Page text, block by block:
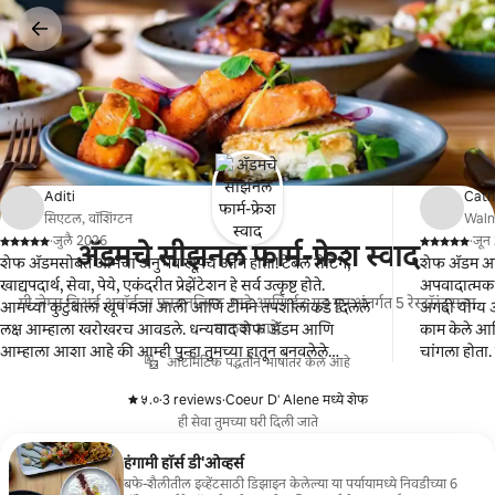
कंटेंटवर
जा
ॲडमचे सीझनल फार्म-फ्रेश स्वाद
मी जेम्स बिअर्ड अवॉर्डचा फायनलिस्ट आहे आणि ईट गुड ग्रुप अंतर्गत 5 रेस्टॉरंट्सचा
मालक आहे.
ऑटोमॅटिक पद्धतीने भाषांतर केले आहे
५.०·3 reviews·Coeur D' Alene मध्ये शेफ
ही सेवा तुमच्या घरी दिली जाते
हंगामी हॉर्स डी'ओव्हर्स
बफे-शैलीतील इव्हेंटसाठी डिझाइन केलेल्या या पर्यायामध्ये निवडीच्या 6
Aditi
सिएटल, वॉशिंग्टन
,
·जुलै 2026
शेफ अ‍ॅडमसोबत आमचा अनुभव खूपच उत्तम होता! टेबल सेटिंग,
खाद्यपदार्थ, सेवा, पेये, एकंदरीत प्रेझेंटेशन हे सर्व उत्कृष्ट होते.
आमच्या कुटुंबाला खूप मजा आली आणि टीमने तपशीलांकडे दिलेले
लक्ष आम्हाला खरोखरच आवडले. धन्यवाद शेफ अ‍ॅडम आणि
आम्हाला आशा आहे की आम्ही पुन्हा तुमच्या हातून बनवलेले
,
·जून
शेफ अ‍ॅडम
अगदी योग्य
काम केले
चांगला